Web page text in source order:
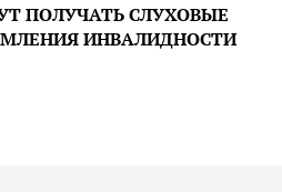
ПОЛУЧАТЬ СЛУХОВЫЕ
ИНВАЛИДНОСТИ